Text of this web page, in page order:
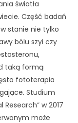
światła
Część badań
stanie nie tylko
bólu szyi czy
taką formą
fototerapia
Studium
w 2017
może